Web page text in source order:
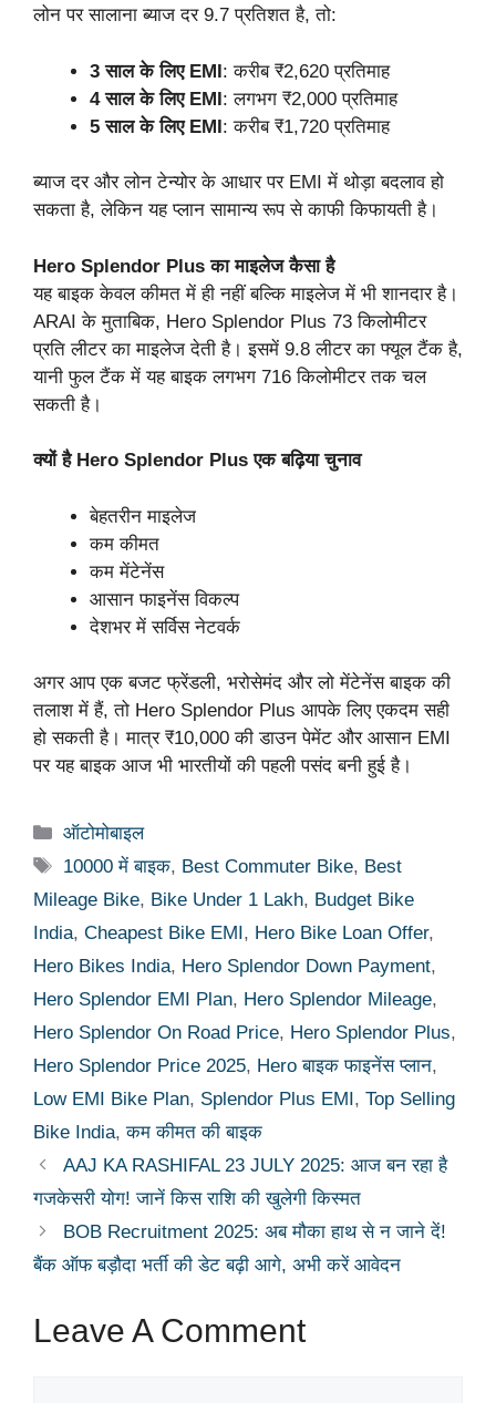
लोन पर सालाना ब्याज दर 9.7 प्रतिशत है, तो:
3 साल के लिए EMI: करीब ₹2,620 प्रतिमाह
4 साल के लिए EMI: लगभग ₹2,000 प्रतिमाह
5 साल के लिए EMI: करीब ₹1,720 प्रतिमाह
ब्याज दर और लोन टेन्योर के आधार पर EMI में थोड़ा बदलाव हो
सकता है, लेकिन यह प्लान सामान्य रूप से काफी किफायती है।
Hero Splendor Plus का माइलेज कैसा है
यह बाइक केवल कीमत में ही नहीं बल्कि माइलेज में भी शानदार है।
ARAI के मुताबिक, Hero Splendor Plus 73 किलोमीटर
प्रति लीटर का माइलेज देती है। इसमें 9.8 लीटर का फ्यूल टैंक है,
यानी फुल टैंक में यह बाइक लगभग 716 किलोमीटर तक चल
सकती है।
क्यों है Hero Splendor Plus एक बढ़िया चुनाव
बेहतरीन माइलेज
कम कीमत
कम मेंटेनेंस
आसान फाइनेंस विकल्प
देशभर में सर्विस नेटवर्क
अगर आप एक बजट फ्रेंडली, भरोसेमंद और लो मेंटेनेंस बाइक की
तलाश में हैं, तो Hero Splendor Plus आपके लिए एकदम सही
हो सकती है। मात्र ₹10,000 की डाउन पेमेंट और आसान EMI
पर यह बाइक आज भी भारतीयों की पहली पसंद बनी हुई है।
Categories
ऑटोमोबाइल
Tags
10000 में बाइक, Best Commuter Bike, Best
Mileage Bike, Bike Under 1 Lakh, Budget Bike
India, Cheapest Bike EMI , Hero Bike Loan Offer,
Hero Bikes India, Hero Splendor Down Payment,
Hero Splendor EMI Plan, Hero Splendor Mileage,
Hero Splendor On Road Price, Hero Splendor Plus,
Hero Splendor Price 2025, Hero बाइक फाइनेंस प्लान,
Low EMI Bike Plan, Splendor Plus EMI , Top Selling
Bike India,कम कीमत की बाइक
AAJ KA RASHIFAL 23 JULY 2025: आज बन रहा है
गजकेसरी योग! जानें किस राशि की खुलेगी किस्मत
BOB Recruitment 2025: अब मौका हाथ से न जाने दें!
बैंक ऑफ बड़ौदा भर्ती की डेट बढ़ी आगे, अभी करें आवेदन
Leave A Comment